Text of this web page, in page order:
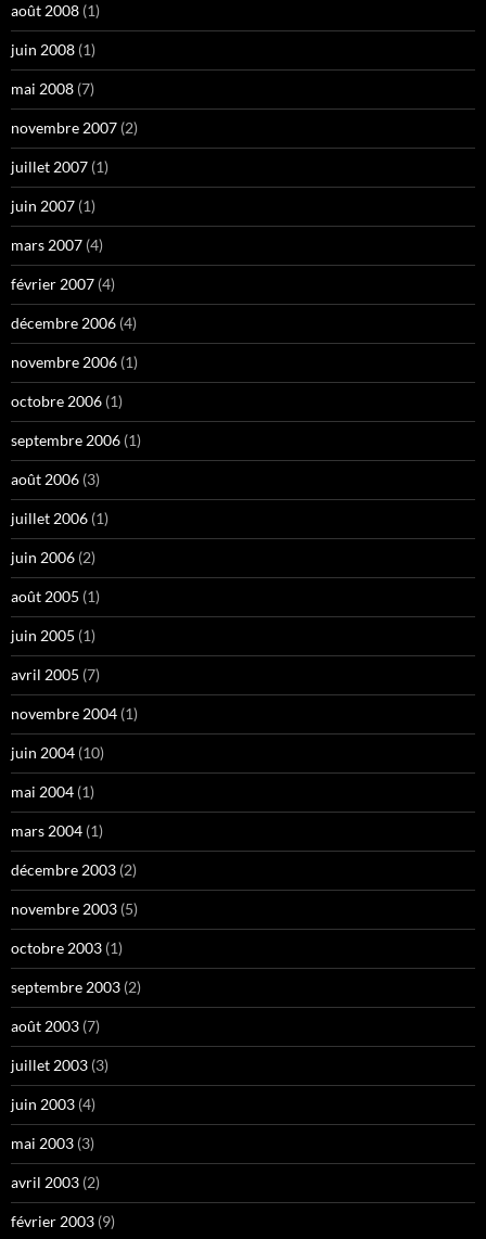
août 2008 (1)
juin 2008 (1)
mai 2008 (7)
novembre 2007 (2)
juillet 2007 (1)
juin 2007 (1)
mars 2007 (4)
février 2007 (4)
décembre 2006 (4)
novembre 2006 (1)
octobre 2006 (1)
septembre 2006 (1)
août 2006 (3)
juillet 2006 (1)
juin 2006 (2)
août 2005 (1)
juin 2005 (1)
avril 2005 (7)
novembre 2004 (1)
juin 2004 (10)
mai 2004 (1)
mars 2004 (1)
décembre 2003 (2)
novembre 2003 (5)
octobre 2003 (1)
septembre 2003 (2)
août 2003 (7)
juillet 2003 (3)
juin 2003 (4)
mai 2003 (3)
avril 2003 (2)
février 2003 (9)